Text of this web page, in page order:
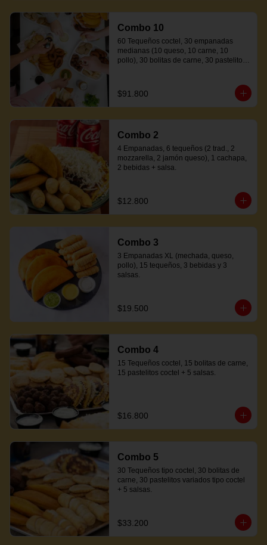
Combo 10
60 Tequeños coctel, 30 empanadas
medianas (10 queso, 10 carne, 10
pollo), 30 bolitas de carne, 30 pastelitos
$91.800
Combo 2
4 Empanadas, 6 tequeños (2 trad., 2
mozzarella, 2 jamón queso), 1 cachapa,
2 bebidas + salsa.
$12.800
Combo 3
3 Empanadas XL (mechada, queso,
pollo), 15 tequeños, 3 bebidas y 3
salsas.
$19.500
Combo 4
15 Tequeños coctel, 15 bolitas de carne,
15 pastelitos coctel + 5 salsas.
$16.800
Combo 5
30 Tequeños tipo coctel, 30 bolitas de
carne, 30 pastelitos variados tipo coctel
+ 5 salsas.
$33.200